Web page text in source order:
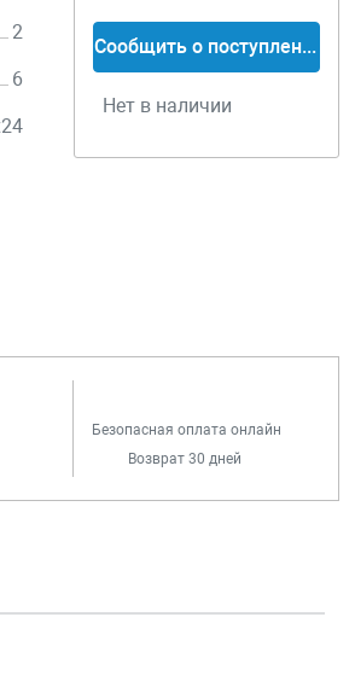
2
6
Сообщить о поступлении
Нет в наличии
Безопасная оплата онлайн
Возврат 30 дней